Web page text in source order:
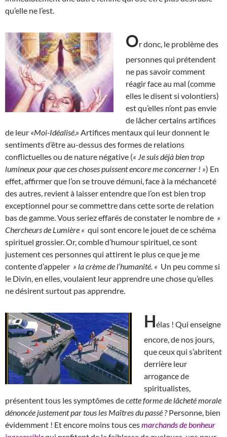
qu’elle ne l’est.
Or donc, le problème des
personnes qui prétendent
ne pas savoir comment
réagir face au mal (comme
elles le disent si volontiers)
est qu’elles n’ont pas envie
de lâcher certains artifices
de leur «Moi-Idéalisé.» Artifices mentaux qui leur donnent le
sentiments d’être au-dessus des formes de relations
conflictuelles ou de nature négative (« Je suis déjà bien trop
lumineux pour que ces choses puissent encore me concerner ! ») En
effet, affirmer que l’on se trouve démuni, face à la méchanceté
des autres, revient à laisser entendre que l’on est bien trop
exceptionnel pour se commettre dans cette sorte de relation
bas de gamme. Vous seriez effarés de constater le nombre de »
Chercheurs de Lumière « qui sont encore le jouet de ce schéma
spirituel grossier. Or, comble d’humour spirituel, ce sont
justement ces personnes qui attirent le plus ce que je me
contente d’appeler » la crème de l’humanité. « Un peu comme si
le Divin, en elles, voulaient leur apprendre une chose qu’elles
ne désirent surtout pas apprendre.
Hélas ! Qui enseigne
encore, de nos jours,
que ceux qui s’abritent
derrière leur
arrogance de
spiritualistes,
présentent tous les symptômes decette forme de lâcheté morale
dénoncée justement par tous les Maîtres du passé ?Personne, bien
évidemment ! Et encore moins tous cesmarchands de bonheur